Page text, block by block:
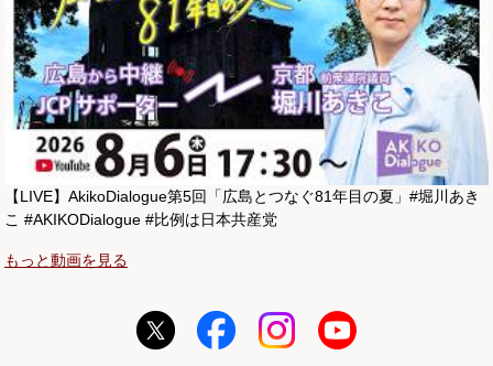
【LIVE】AkikoDialogue第5回「広島とつなぐ81年目の夏」#堀川あき
こ #AKIKODialogue #比例は日本共産党
もっと動画を見る